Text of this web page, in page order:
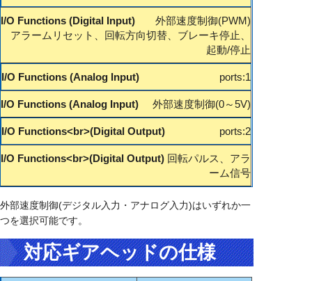
外部速度制御(PWM)
アラームリセット、回転方向切替、ブレーキ停止、
起動/停止
ports:1
外部速度制御(0～5V)
ports:2
回転パルス、アラ
ーム信号
外部速度制御(デジタル入力・アナログ入力)はいずれか一
つを選択可能です。
対応ギアヘッドの仕様